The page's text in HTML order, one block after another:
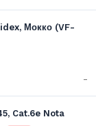
Мокко (VF-
-
Cat.6e Nota